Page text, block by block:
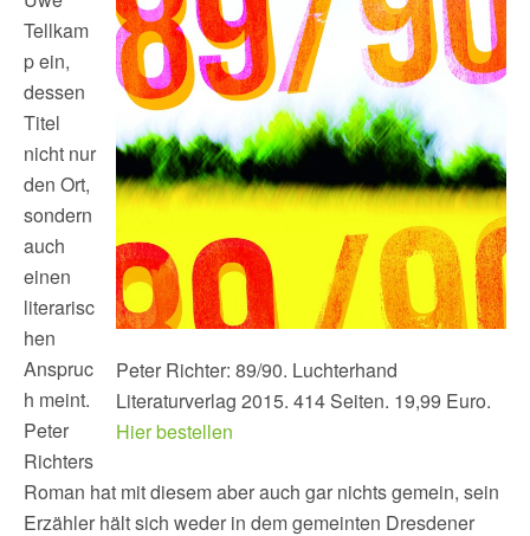
Peter Richter: 89/90. Luchterhand
Literaturverlag 2015. 414 Seiten. 19,99 Euro.
Hier bestellen
Tellkam
p ein,
dessen
Titel
nicht nur
den Ort,
sondern
auch
einen
literarisc
hen
Anspruc
h meint.
Peter
Richters
Roman hat mit diesem aber auch gar nichts gemein, sein
Erzähler hält sich weder in dem gemeinten Dresdener